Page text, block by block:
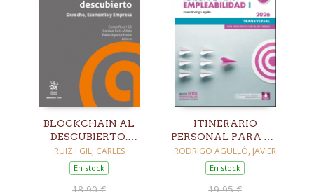
BLOCKCHAIN AL
DESCUBIERTO.
DERECHO,
ECONOMÍA Y
EMPRESA
RUIZ I GIL, CARLES
En stock
ITINERARIO
PERSONAL PARA LA
EMPLEABILIDAD I
(EDICIÓN 2026)
RODRIGO AGULLÓ, JAVIER
En stock